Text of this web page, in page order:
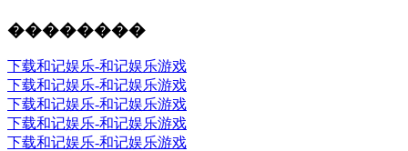
��������
下载和记娱乐-和记娱乐游戏
下载和记娱乐-和记娱乐游戏
下载和记娱乐-和记娱乐游戏
下载和记娱乐-和记娱乐游戏
下载和记娱乐-和记娱乐游戏